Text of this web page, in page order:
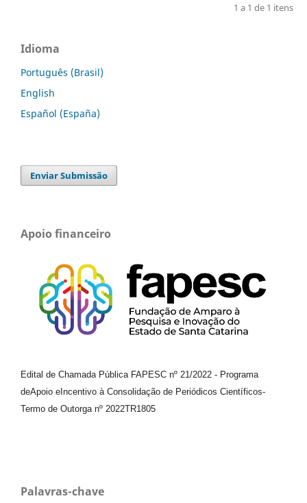
1 a 1 de 1 itens
Idioma
Português (Brasil)
English
Español (España)
Enviar Submissão
Apoio financeiro
Edital de Chamada Pública FAPESC nº 21/2022 - Programa
deApoio e Incentivo à Consolidação de Periódicos Científicos-
Termo de Outorga nº 2022TR1805
Palavras-chave